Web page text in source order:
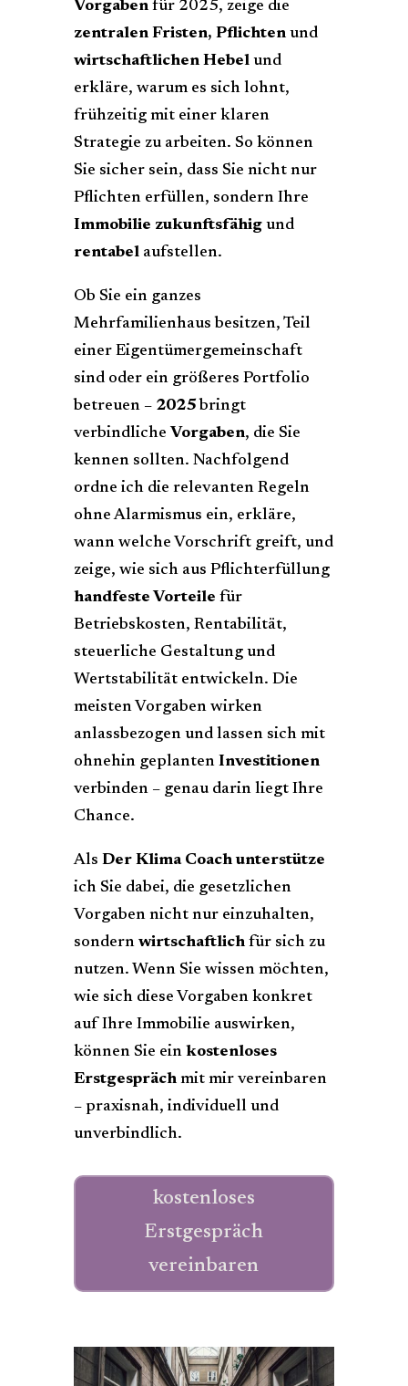
Vorgabenfür 2025, zeige die
zentralen Fristen, Pflichten und
wirtschaftlichen Hebelund
erkläre, warum es sich lohnt,
frühzeitig mit einer klaren
Strategie zu arbeiten. So können
Sie sicher sein, dass Sie nicht nur
Pflichten erfüllen, sondern Ihre
Immobilie zukunftsfähigund
rentabelaufstellen.
Ob Sie ein ganzes
Mehrfamilienhaus besitzen, Teil
einer Eigentümergemeinschaft
sind oder ein größeres Portfolio
betreuen – 2025bringt
verbindliche Vorgaben, die Sie
kennen sollten. Nachfolgend
ordne ich die relevanten Regeln
ohne Alarmismus ein, erkläre,
wann welche Vorschrift greift, und
zeige, wie sich aus Pflichterfüllung
handfeste Vorteile für
Betriebskosten, Rentabilität,
steuerliche Gestaltung und
Wertstabilität entwickeln. Die
meisten Vorgaben wirken
anlassbezogen und lassen sich mit
ohnehin geplanten Investitionen
verbinden – genau darin liegt Ihre
Chance.
Als Der Klima Coach unterstütze
ich Sie dabei, die gesetzlichen
Vorgaben nicht nur einzuhalten,
sondern wirtschaftlichfür sich zu
nutzen. Wenn Sie wissen möchten,
wie sich diese Vorgaben konkret
auf Ihre Immobilie auswirken,
können Sie ein kostenloses
Erstgesprächmit mir vereinbaren
– praxisnah, individuell und
unverbindlich.
kostenloses
Erstgespräch
vereinbaren